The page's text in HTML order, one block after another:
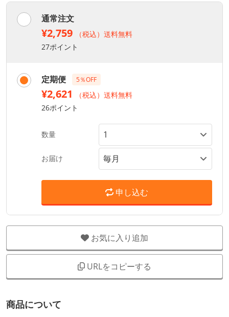
通常注文
¥2,759
（税込）送料無料
27ポイント
定期便 5％OFF
¥2,621
（税込）送料無料
26ポイント
数量
お届け
申し込む
お気に入り追加
URLをコピーする
商品について